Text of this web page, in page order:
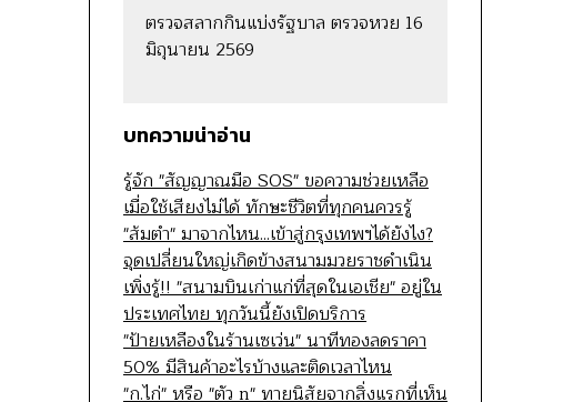
ตรวจสลากกินแบ่งรัฐบาล ตรวจหวย 16
มิถุนายน 2569
บทความน่าอ่าน
รู้จัก "สัญญาณมือ SOS" ขอความช่วยเหลือ
เมื่อใช้เสียงไม่ได้ ทักษะชีวิตที่ทุกคนควรรู้
"ส้มตำ" มาจากไหน...เข้าสู่กรุงเทพฯได้ยังไง?
จุดเปลี่ยนใหญ่เกิดข้างสนามมวยราชดำเนิน
เพิ่งรู้!! "สนามบินเก่าแก่ที่สุดในเอเชีย" อยู่ใน
ประเทศไทย ทุกวันนี้ยังเปิดบริการ
"ป้ายเหลืองในร้านเซเว่น" นาทีทองลดราคา
50% มีสินค้าอะไรบ้างและติดเวลาไหน
"ก.ไก่" หรือ "ตัว n" ทายนิสัยจากสิ่งแรกที่เห็น